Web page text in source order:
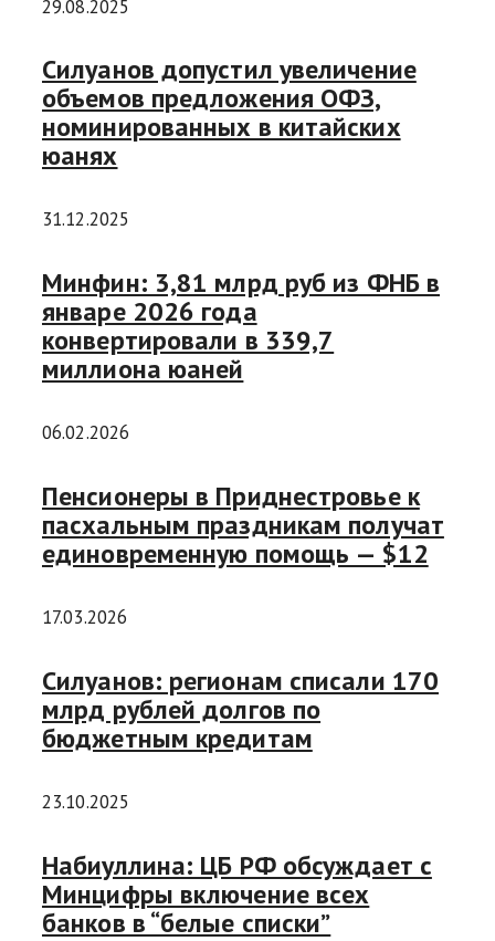
29.08.2025
Силуанов допустил увеличение
объемов предложения ОФЗ,
номинированных в китайских
юанях
31.12.2025
Минфин: 3,81 млрд руб из ФНБ в
январе 2026 года
конвертировали в 339,7
миллиона юаней
06.02.2026
Пенсионеры в Приднестровье к
пасхальным праздникам получат
единовременную помощь — $12
17.03.2026
Силуанов: регионам списали 170
млрд рублей долгов по
бюджетным кредитам
23.10.2025
Набиуллина: ЦБ РФ обсуждает с
Минцифры включение всех
банков в “белые списки”